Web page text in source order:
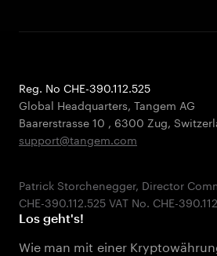
Reg. No CHE-390.112.525
Global Headquarters, Tangem AG
Baarerstrasse 10 , 6300 Zug,
support@tangem.com
Patrick Storchenegger, Director
Los geht's!
Wie man mit einer